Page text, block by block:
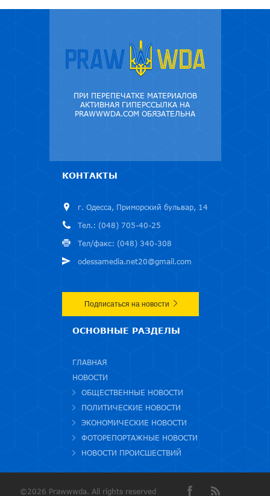
ПРИ ПЕРЕПЕЧАТКЕ МАТЕРИАЛОВ
АКТИВНАЯ ГИПЕРССЫЛКА НА
PRAWWWDA.COM ОБЯЗАТЕЛЬНА
КОНТАКТЫ
г. Одесса, Приморский бульвар, 14
Тел.: (048) 705-40-25
Тел/факс: (048) 340-308
odessamedia.net20@gmail.com
Подписаться на новости
ОСНОВНЫЕ РАЗДЕЛЫ
ГЛАВНАЯ
НОВОСТИ
ОБЩЕСТВЕННЫЕ НОВОСТИ
ПОЛИТИЧЕСКИЕ НОВОСТИ
ЭКОНОМИЧЕСКИЕ НОВОСТИ
ФОТОРЕПОРТАЖНЫЕ НОВОСТИ
НОВОСТИ ПРОИСШЕСТВИЙ
©2026 Prawwwda. All rights reserved